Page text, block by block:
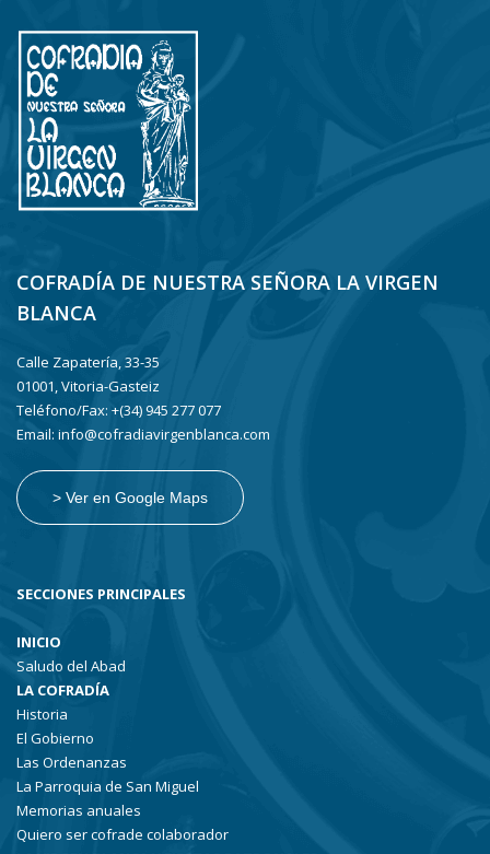
COFRADÍA DE NUESTRA SEÑORA LA VIRGEN
BLANCA
Calle Zapatería, 33-35
01001, Vitoria-Gasteiz
Teléfono/Fax: +(34) 945 277 077
Email: info@cofradiavirgenblanca.com
> Ver en Google Maps
SECCIONES PRINCIPALES
INICIO
Saludo del Abad
LA COFRADÍA
Historia
El Gobierno
Las Ordenanzas
La Parroquia de San Miguel
Memorias anuales
Quiero ser cofrade colaborador